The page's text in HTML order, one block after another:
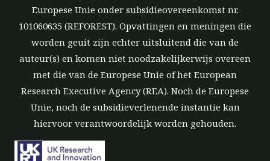
Europese Unie onder subsidieovereenkomst nr.
101060635 (REFOREST). Opvattingen en meningen die
worden geuit zijn echter uitsluitend die van de
auteur(s) en komen niet noodzakelijkerwijs overeen
met die van de Europese Unie of het European
Research Executive Agency (REA). Noch de Europese
Unie, noch de subsidieverlenende instantie kan
hiervoor verantwoordelijk worden gehouden.